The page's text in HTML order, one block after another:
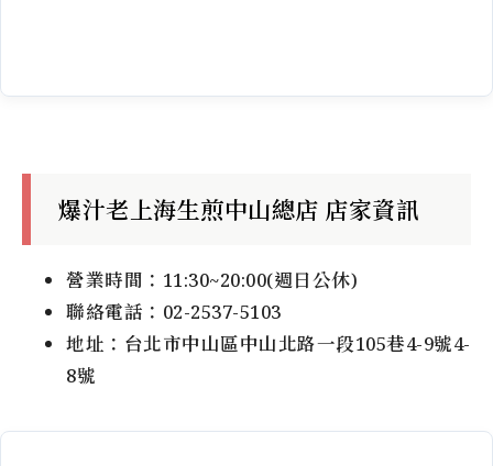
爆汁老上海生煎中山總店 店家資訊
營業時間：11:30~20:00(週日公休)
聯絡電話：02-2537-5103
地址：台北市中山區中山北路一段105巷4-9號4-
8號